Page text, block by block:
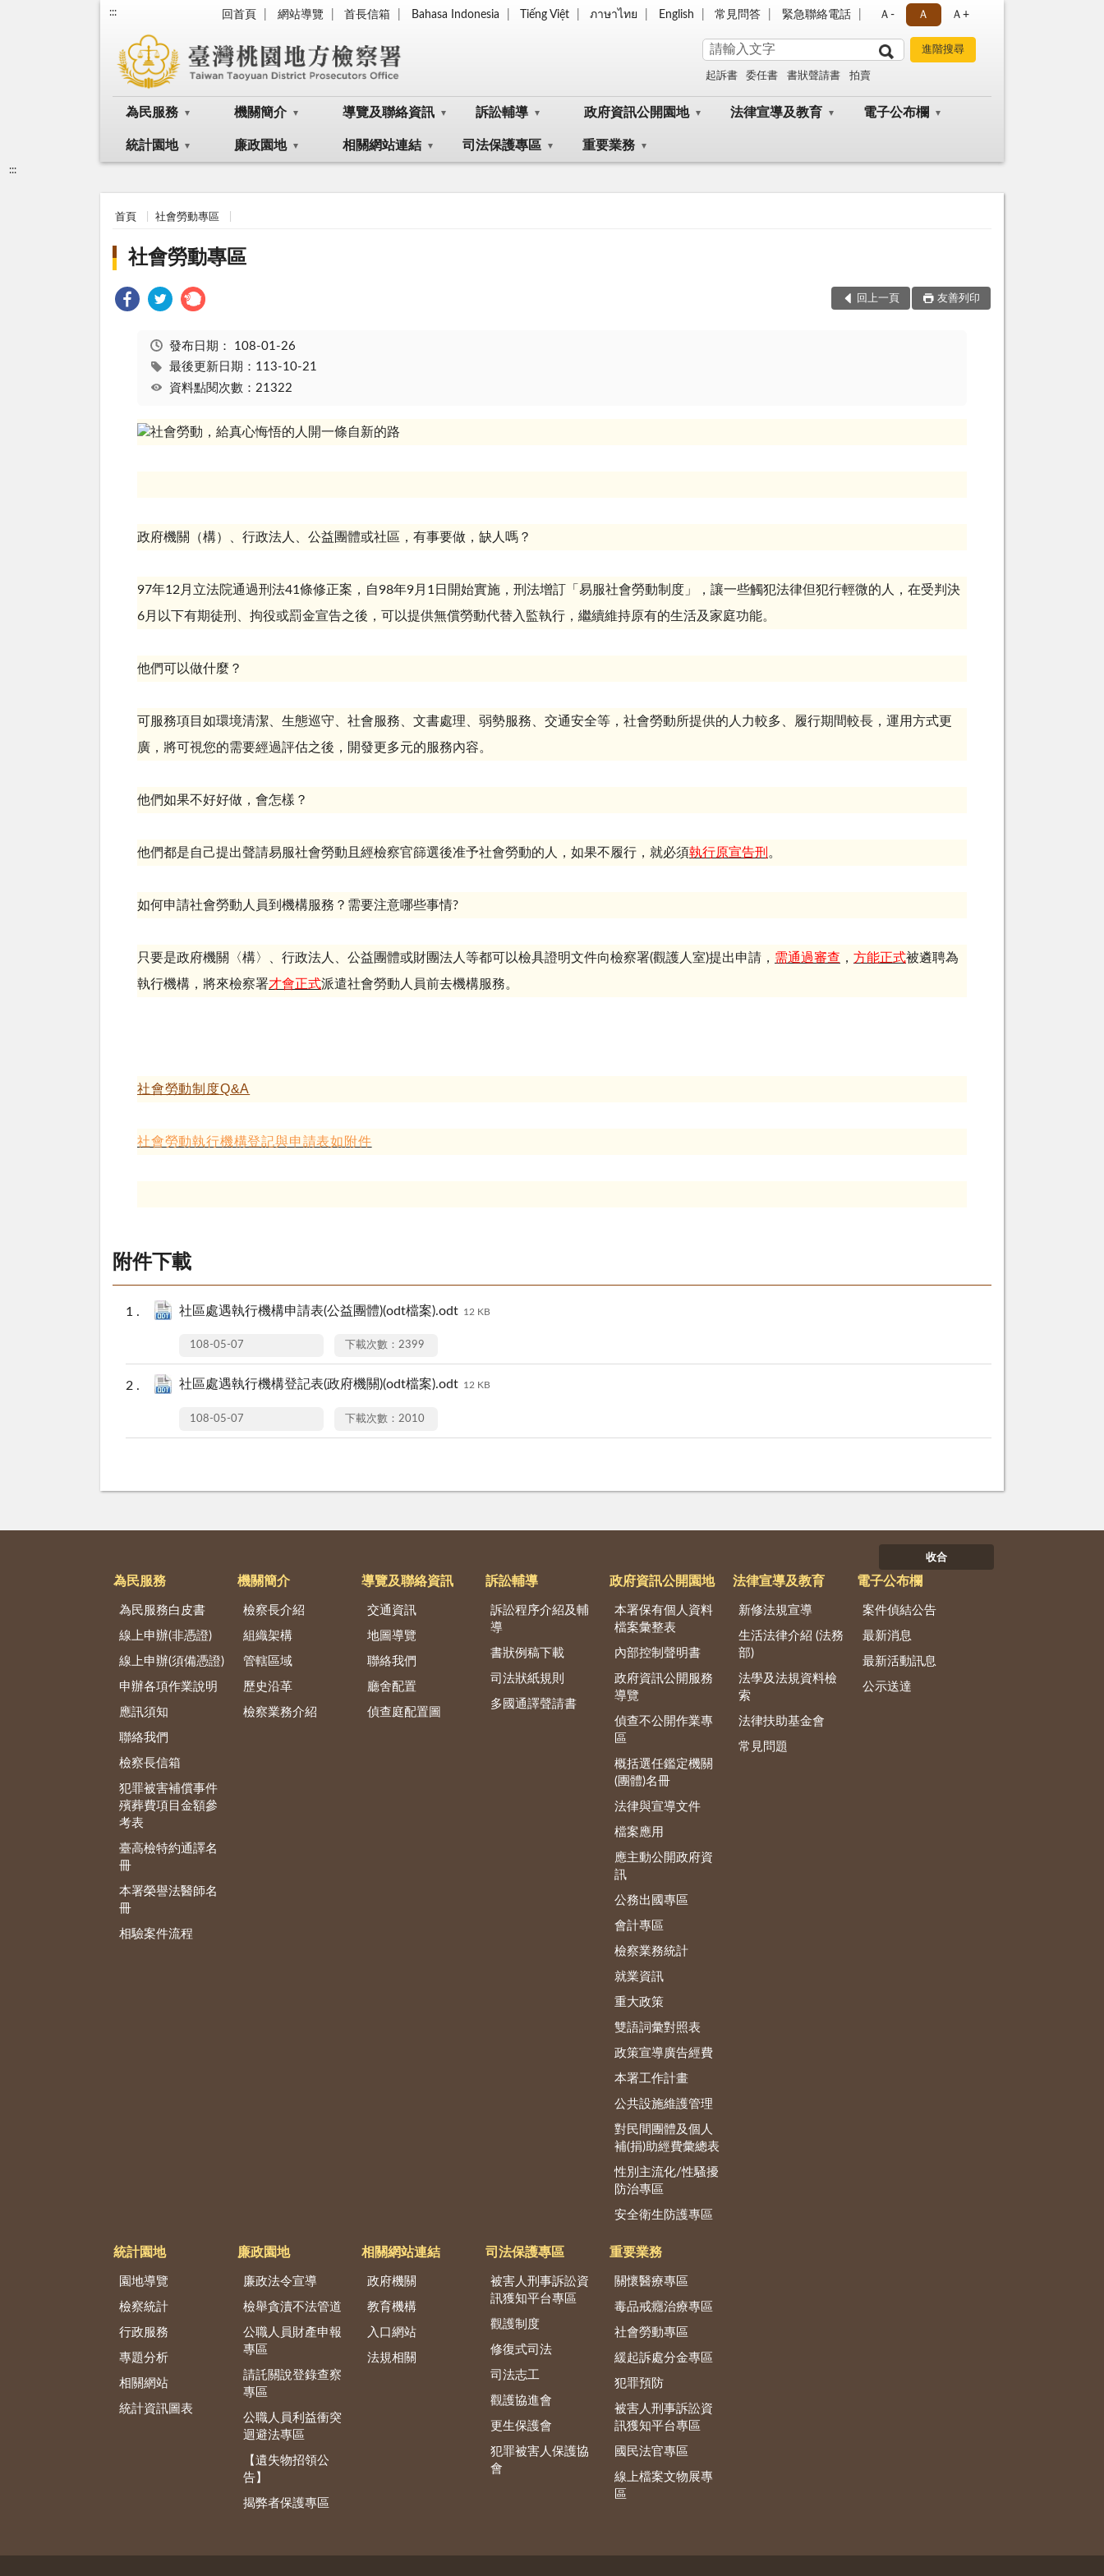
::: 回首頁 網站導覽 首長信箱 Bahasa Indonesia Tiếng Việt ภาษาไทย English 常見問答 緊急聯絡電話 Ａ- Ａ Ａ+
起訴書 委任書 書狀聲請書 拍賣
為民服務 機關簡介 導覽及聯絡資訊 訴訟輔導 政府資訊公開園地 法律宣導及教育 電子公布欄
統計園地 廉政園地 相關網站連結 司法保護專區 重要業務
:::
首頁 社會勞動專區
社會勞動專區
回上一頁 友善列印
發布日期： 108-01-26
最後更新日期：113-10-21
資料點閱次數：21322
政府機關（構）、行政法人、公益團體或社區，有事要做，缺人嗎？
97年12月立法院通過刑法41條修正案，自98年9月 1日開始實施，刑法增訂「易服社會勞動制度」，讓一些觸犯法律但犯行輕微的人，在受判決
6月以下有期徒刑、拘役或罰金宣告之後，可以提供無償勞動代替入監執行，繼續維持原有的生活及家庭功能。
他們可以做什麼？
可服務項目如環境清潔、生態巡守、社會服務、文書處理、弱勢服務、交通安全等，社會勞動所提供的人力較多、履行期間較長，運用方式更
廣，將可視您的需要經過評估之後，開發更多元的服務內容。
他們如果不好好做，會怎樣？
他們都是自己提出聲請易服社會勞動且經檢察官篩選後准予社會勞動的人，如果不履行，就必須執行原宣告刑 。
如何申請社會勞動人員到機構服務？需要注意哪些事情?
只要是政府機關〈構〉、行政法人、公益團體或財團法人等都可以檢具證明文件向檢察署(觀護人室)提出申請， 需通過審查 ， 方能正式被遴聘為
執行機構，將來檢察署才會正式派遣社會勞動人員前去機構服務。
社會勞動制度Q&A
社會勞動執行機構登記與申請表如附件
附件下載
社區處遇執行機構申請表(公益團體)(odt檔案).odt 12 KB
108-05-07 下載次數：2399
社區處遇執行機構登記表(政府機關)(odt檔案).odt 12 KB
108-05-07 下載次數：2010
收合
為民服務
為民服務白皮書
線上申辦(非憑證)
線上申辦(須備憑證)
申辦各項作業說明
應訊須知
聯絡我們
檢察長信箱
犯罪被害補償事件
殯葬費項目金額參
考表
臺高檢特約通譯名
冊
本署榮譽法醫師名
冊
相驗案件流程
機關簡介
檢察長介紹
組織架構
管轄區域
歷史沿革
檢察業務介紹
導覽及聯絡資訊
交通資訊
地圖導覽
聯絡我們
廳舍配置
偵查庭配置圖
訴訟輔導
訴訟程序介紹及輔
導
書狀例稿下載
司法狀紙規則
多國通譯聲請書
政府資訊公開園地
本署保有個人資料
檔案彙整表
內部控制聲明書
政府資訊公開服務
導覽
偵查不公開作業專
區
概括選任鑑定機關
(團體)名冊
法律與宣導文件
檔案應用
應主動公開政府資
訊
公務出國專區
會計專區
檢察業務統計
就業資訊
重大政策
雙語詞彙對照表
政策宣導廣告經費
本署工作計畫
公共設施維護管理
對民間團體及個人
補(捐)助經費彙總表
性別主流化/性騷擾
防治專區
安全衛生防護專區
法律宣導及教育
新修法規宣導
生活法律介紹 (法務
部)
法學及法規資料檢
索
法律扶助基金會
常見問題
電子公布欄
案件偵結公告
最新消息
最新活動訊息
公示送達
統計園地
園地導覽
檢察統計
行政服務
專題分析
相關網站
統計資訊圖表
廉政園地
廉政法令宣導
檢舉貪瀆不法管道
公職人員財產申報
專區
請託關說登錄查察
專區
公職人員利益衝突
迴避法專區
【遺失物招領公
告】
揭弊者保護專區
相關網站連結
政府機關
教育機構
入口網站
法規相關
司法保護專區
被害人刑事訴訟資
訊獲知平台專區
觀護制度
修復式司法
司法志工
觀護協進會
更生保護會
犯罪被害人保護協
會
重要業務
關懷醫療專區
毒品戒癮治療專區
社會勞動專區
緩起訴處分金專區
犯罪預防
被害人刑事訴訟資
訊獲知平台專區
國民法官專區
線上檔案文物展專
區